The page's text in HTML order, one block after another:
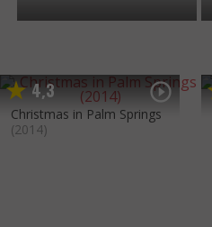
4,3
Christmas in Palm Springs
(2014)